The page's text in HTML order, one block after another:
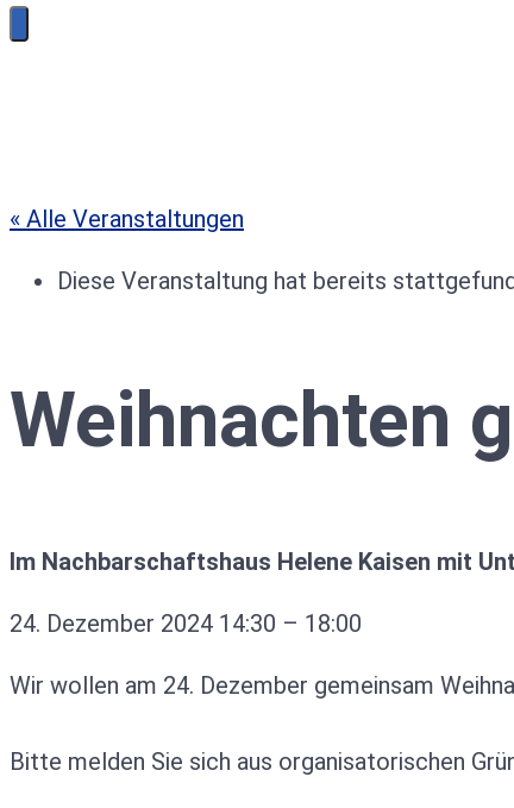
« Alle Veranstaltungen
Diese Veranstaltung hat bereits
Weihnachten
Im Nachbarschaftshaus Helene Kaisen mit
24. Dezember 2024 14:30 – 18:00
Wir wollen am 24. Dezember gemeinsam
Bitte melden Sie sich aus organisatorischen